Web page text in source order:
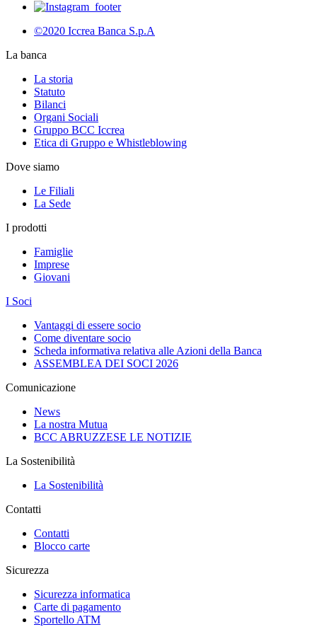
©2020 Iccrea Banca S.p.A
La banca
La storia
Statuto
Bilanci
Organi Sociali
Gruppo BCC Iccrea
Etica di Gruppo e Whistleblowing
Dove siamo
Le Filiali
La Sede
I prodotti
Famiglie
Imprese
Giovani
I Soci
Vantaggi di essere socio
Come diventare socio
Scheda informativa relativa alle Azioni della Banca
ASSEMBLEA DEI SOCI 2026
Comunicazione
News
La nostra Mutua
BCC ABRUZZESE LE NOTIZIE
La Sostenibilità
La Sostenibilità
Contatti
Contatti
Blocco carte
Sicurezza
Sicurezza informatica
Carte di pagamento
Sportello ATM